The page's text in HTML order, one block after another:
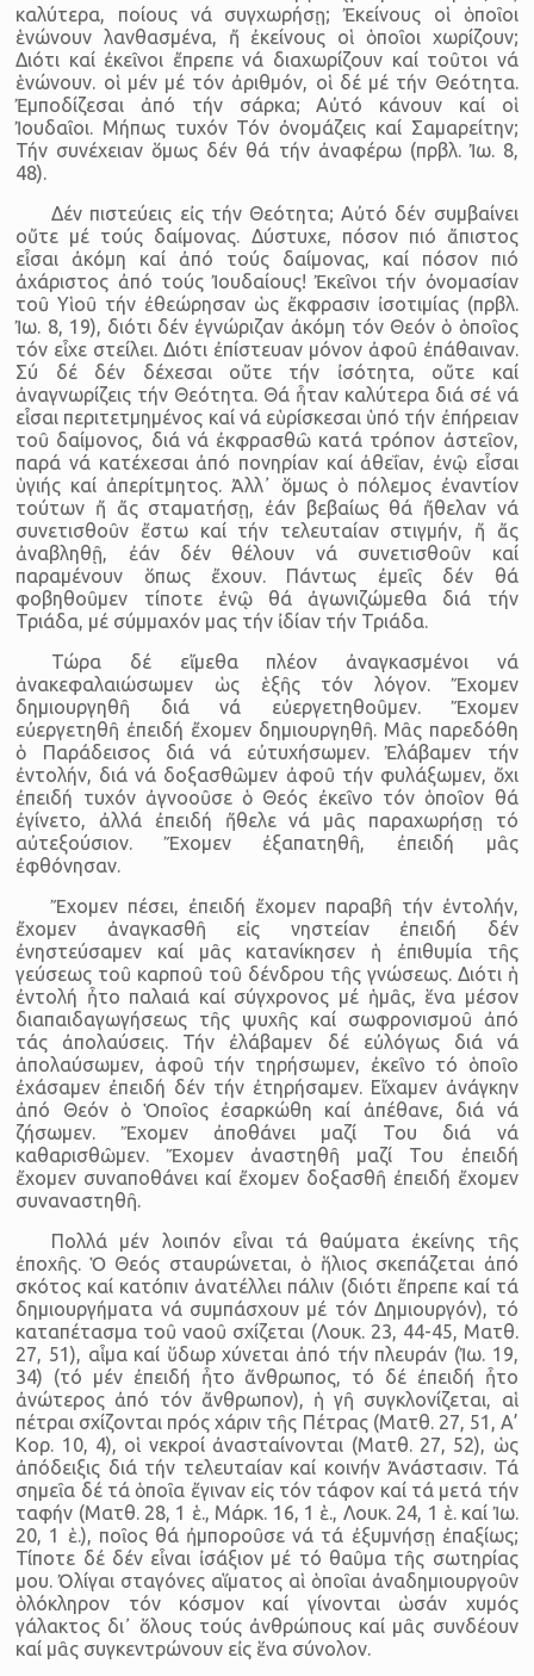
καλύτερα, ποίους νά συγχωρήσῃ; Ἐκείνους οἱ ὁποῖοι
ἑνώνουν λανθασμένα, ἤ ἐκείνους οἱ ὁποῖοι χωρίζουν;
Διότι καί ἐκεῖνοι ἔπρεπε νά διαχωρίζουν καί τοῦτοι νά
ἑνώνουν. οἱ μέν μέ τόν ἀριθμόν, οἱ δέ μέ τήν Θεότητα.
Ἐμποδίζεσαι ἀπό τήν σάρκα; Αὐτό κάνουν καί οἱ
Ἰουδαῖοι. Μήπως τυχόν Τόν ὀνομάζεις καί Σαμαρείτην;
Τήν συνέχειαν ὅμως δέν θά τήν ἀναφέρω (πρβλ. Ἰω. 8,
48).
Δέν πιστεύεις εἰς τήν Θεότητα; Αὐτό δέν συμβαίνει
οὔτε μέ τούς δαίμονας. Δύστυχε, πόσον πιό ἄπιστος
εἶσαι ἀκόμη καί ἀπό τούς δαίμονας, καί πόσον πιό
ἀχάριστος ἀπό τούς Ἰουδαίους! Ἐκεῖνοι τήν ὀνομασίαν
τοῦ Υἱοῦ τήν ἐθεώρησαν ὡς ἔκφρασιν ἰσοτιμίας (πρβλ.
Ἰω. 8, 19), διότι δέν ἐγνώριζαν ἀκόμη τόν Θεόν ὁ ὁποῖος
τόν εἶχε στείλει. Διότι ἐπίστευαν μόνον ἀφοῦ ἐπάθαιναν.
Σύ δέ δέν δέχεσαι οὔτε τήν ἰσότητα, οὔτε καί
ἀναγνωρίζεις τήν Θεότητα. Θά ἦταν καλύτερα διά σέ νά
εἶσαι περιτετμημένος καί νά εὑρίσκεσαι ὑπό τήν ἐπήρειαν
τοῦ δαίμονος, διά νά ἐκφρασθῶ κατά τρόπον ἀστεῖον,
παρά νά κατέχεσαι ἀπό πονηρίαν καί ἀθεΐαν, ἐνῷ εἶσαι
ὑγιής καί ἀπερίτμητος. Ἀλλ᾽ ὅμως ὁ πόλεμος ἐναντίον
τούτων ἤ ἄς σταματήσῃ, ἐάν βεβαίως θά ἤθελαν νά
συνετισθοῦν ἔστω καί τήν τελευταίαν στιγμήν, ἤ ἄς
ἀναβληθῇ, ἐάν δέν θέλουν νά συνετισθοῦν καί
παραμένουν ὅπως ἔχουν. Πάντως ἐμεῖς δέν θά
φοβηθοῦμεν τίποτε ἐνῷ θά ἀγωνιζώμεθα διά τήν
Τριάδα, μέ σύμμαχόν μας τήν ἰδίαν τήν Τριάδα.
Τώρα δέ εἴμεθα πλέον ἀναγκασμένοι νά
ἀνακεφαλαιώσωμεν ὡς ἑξῆς τόν λόγον. Ἔχομεν
δημιουργηθῆ διά νά εὐεργετηθοῦμεν. Ἔχομεν
εὐεργετηθῆ ἐπειδή ἔχομεν δημιουργηθῆ. Μᾶς παρεδόθη
ὁ Παράδεισος διά νά εὐτυχήσωμεν. Ἐλάβαμεν τήν
ἐντολήν, διά νά δοξασθῶμεν ἀφοῦ τήν φυλάξωμεν, ὄχι
ἐπειδή τυχόν ἀγνοοῦσε ὁ Θεός ἐκεῖνο τόν ὁποῖον θά
ἐγίνετο, ἀλλά ἐπειδή ἤθελε νά μᾶς παραχωρήσῃ τό
αὐτεξούσιον. Ἔχομεν ἐξαπατηθῆ, ἐπειδή μᾶς
ἐφθόνησαν.
Ἔχομεν πέσει, ἐπειδή ἔχομεν παραβῆ τήν ἐντολήν,
ἔχομεν ἀναγκασθῆ εἰς νηστείαν ἐπειδή δέν
ἐνηστεύσαμεν καί μᾶς κατανίκησεν ἡ ἐπιθυμία τῆς
γεύσεως τοῦ καρποῦ τοῦ δένδρου τῆς γνώσεως. Διότι ἡ
ἐντολή ἦτο παλαιά καί σύγχρονος μέ ἡμᾶς, ἕνα μέσον
διαπαιδαγωγήσεως τῆς ψυχῆς καί σωφρονισμοῦ ἀπό
τάς ἀπολαύσεις. Τήν ἐλάβαμεν δέ εὐλόγως διά νά
ἀπολαύσωμεν, ἀφοῦ τήν τηρήσωμεν, ἐκεῖνο τό ὁποῖο
ἐχάσαμεν ἐπειδή δέν τήν ἐτηρήσαμεν. Εἴχαμεν ἀνάγκην
ἀπό Θεόν ὁ Ὁποῖος ἐσαρκώθη καί ἀπέθανε, διά νά
ζήσωμεν. Ἔχομεν ἀποθάνει μαζί Του διά νά
καθαρισθῶμεν. Ἔχομεν ἀναστηθῆ μαζί Του ἐπειδή
ἔχομεν συναποθάνει καί ἔχομεν δοξασθῆ ἐπειδή ἔχομεν
συναναστηθῆ.
Πολλά μέν λοιπόν εἶναι τά θαύματα ἐκείνης τῆς
ἐποχῆς. Ὁ Θεός σταυρώνεται, ὁ ἥλιος σκεπάζεται ἀπό
σκότος καί κατόπιν ἀνατέλλει πάλιν (διότι ἔπρεπε καί τά
δημιουργήματα νά συμπάσχουν μέ τόν Δημιουργόν), τό
καταπέτασμα τοῦ ναοῦ σχίζεται (Λουκ. 23, 44-45, Ματθ.
27, 51), αἷμα καί ὕδωρ χύνεται ἀπό τήν πλευράν (Ἰω. 19,
34) (τό μέν ἐπειδή ἦτο ἄνθρωπος, τό δέ ἐπειδή ἦτο
ἀνώτερος ἀπό τόν ἄνθρωπον), ἡ γῆ συγκλονίζεται, αἱ
πέτραι σχίζονται πρός χάριν τῆς Πέτρας (Ματθ. 27, 51, Α’
Κορ. 10, 4), οἱ νεκροί ἀνασταίνονται (Ματθ. 27, 52), ὡς
ἀπόδειξις διά τήν τελευταίαν καί κοινήν Ἀνάστασιν. Τά
σημεῖα δέ τά ὁποῖα ἔγιναν εἰς τόν τάφον καί τά μετά τήν
ταφήν (Ματθ. 28, 1 ἑ., Μάρκ. 16, 1 ἑ., Λουκ. 24, 1 ἑ. καί Ἰω.
20, 1 ἑ.), ποῖος θά ἠμποροῦσε νά τά ἐξυμνήσῃ ἐπαξίως;
Τίποτε δέ δέν εἶναι ἰσάξιον μέ τό θαῦμα τῆς σωτηρίας
μου. Ὀλίγαι σταγόνες αἵματος αἱ ὁποῖαι ἀναδημιουργοῦν
ὁλόκληρον τόν κόσμον καί γίνονται ὡσάν χυμός
γάλακτος δι᾽ ὅλους τούς ἀνθρώπους καί μᾶς συνδέουν
καί μᾶς συγκεντρώνουν εἰς ἕνα σύνολον.